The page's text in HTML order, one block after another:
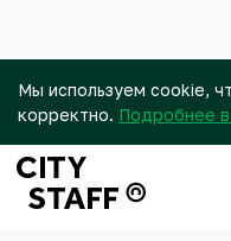
Мы используем cookie,
корректно. Подробнее в